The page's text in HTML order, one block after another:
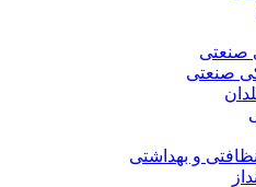
صنعتی
صنعتی
و بهداشتی